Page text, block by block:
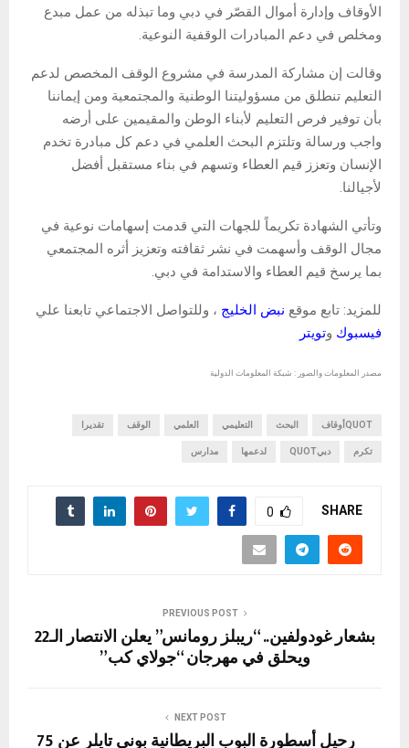
الأوقاف وإدارة أموال القصّر في دبي وما تبذله من عمل مبدع
ومخلص في دعم المبادرات الوقفية النوعية.
وقالت إن مشاركة المدرسة في مشروع الوقف المخصص لدعم
التعليم تنطلق من مسؤوليتنا الوطنية والمجتمعية ومن إيماننا
بأن توفير فرص التعليم لأبناء الوطن والمقيمين على أرضه
واجب ورسالة وتلتزم البحث العلمي في دعم كل مبادرة تخدم
الإنسان وتعزز قيم العطاء وتسهم في بناء مستقبل أفضل
لأجيالنا.
وتأتي الشهادة تكريماً للجهات التي قدمت إسهامات نوعية في
مجال الوقف وأسهمت في نشر ثقافته وتعزيز أثره المجتمعي
بما يرسخ قيم العطاء والاستدامة في دبي.
للمزيد: تابع موقع نبض الخليج ، وللتواصل الاجتماعي تابعنا علي
فيسبوك وتويتر
مصدر المعلومات والصور : شبكة المعلومات الدولية
QUOTأوقاف البحث التعليمي العلمي الوقف تقديرا
تكرم دبيQUOT لدعمها مدارس
SHARE
0
PREVIOUS POST
بشعار غودولفين.. “ريبلز رومانس” يعلن الانتصار الـ22
ويحلق في مهرجان “جولاي كب”
NEXT POST
رحيل أسطورة البوب البريطانية بوني تايلر عن 75